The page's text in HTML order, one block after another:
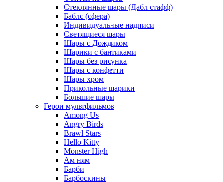
Стеклянные шары (Дабл стафф)
Баблс (сфера)
Индивидуальные надписи
Светящиеся шары
Шары с Дождиком
Шарики с бантиками
Шары без рисунка
Шары с конфетти
Шары хром
Прикольные шарики
Большие шары
Герои мультфильмов
Among Us
Angry Birds
Brawl Stars
Hello Kitty
Monster High
Ам ням
Барби
Барбоскины